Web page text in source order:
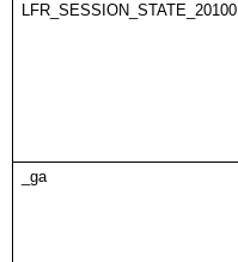
LFR_SESSION_STATE_20100
_ga